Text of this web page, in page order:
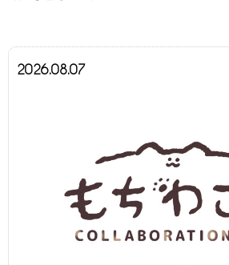
2026.08.07